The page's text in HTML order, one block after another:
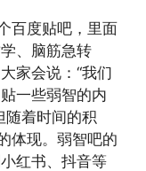
百度贴吧，里面
、脑筋急转
家会说：“我们
一些弱智的内
随着时间的积
体现。弱智吧的
红书、抖音等